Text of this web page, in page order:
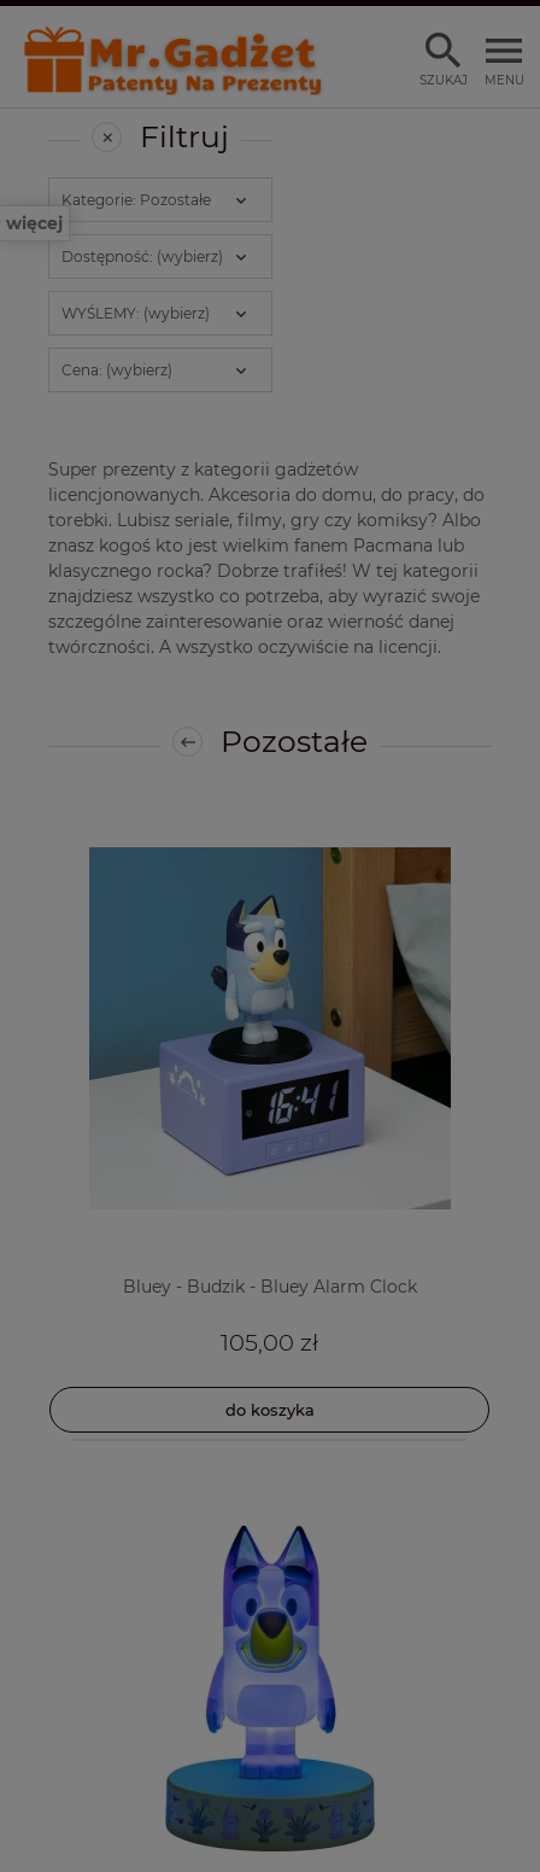
MENU
SZUKAJ
więcej
Filtruj
Kategorie: Pozostałe
Dostępność: (wybierz)
WYŚLEMY: (wybierz)
Cena: (wybierz)
Super prezenty z kategorii gadżetów
licencjonowanych. Akcesoria do domu, do pracy, do
torebki. Lubisz seriale, filmy, gry czy komiksy? Albo
znasz kogoś kto jest wielkim fanem Pacmana lub
klasycznego rocka? Dobrze trafiłeś! W tej kategorii
znajdziesz wszystko co potrzeba, aby wyrazić swoje
szczególne zainteresowanie oraz wierność danej
twórczności. A wszystko oczywiście na licencji.
Pozostałe
Bluey - Budzik - Bluey Alarm Clock
105,00 zł
do koszyka